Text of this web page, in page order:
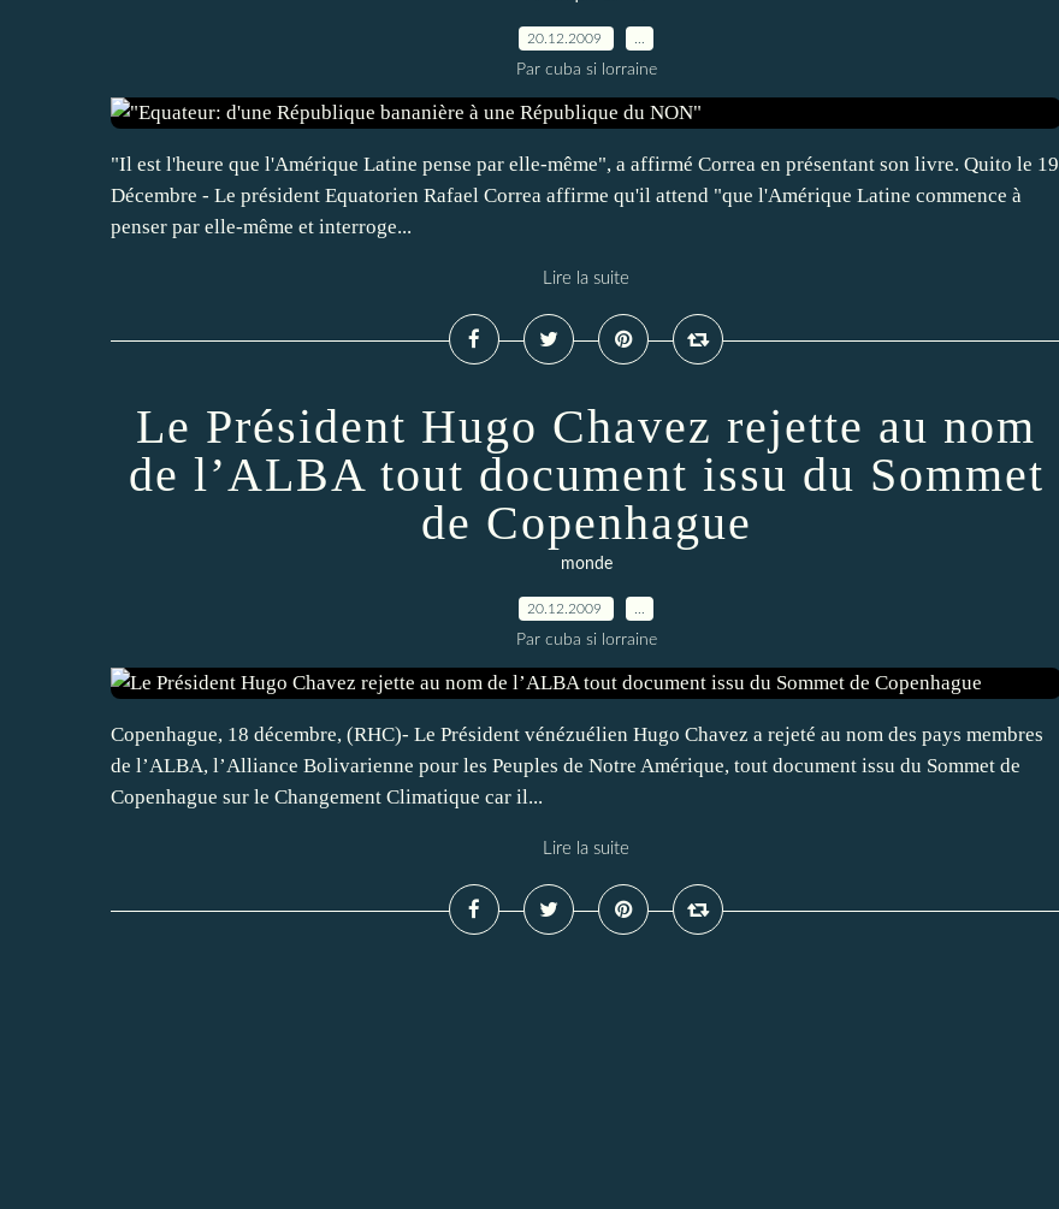
20.12.2009
Par cuba si lorraine
"Il est l'heure que l'Amérique Latine pense par elle-même", a affirmé Correa en présentant son livre. Quito le 19
Décembre - Le président Equatorien Rafael Correa affirme qu'il attend "que l'Amérique Latine commence à
penser par elle-même et interroge...
Lire la suite
Le Président Hugo Chavez rejette au nom
de l’ALBA tout document issu du Sommet
de Copenhague
monde
20.12.2009
Par cuba si lorraine
Copenhague, 18 décembre, (RHC)- Le Président vénézuélien Hugo Chavez a rejeté au nom des pays membres
de l’ALBA, l’Alliance Bolivarienne pour les Peuples de Notre Amérique, tout document issu du Sommet de
Copenhague sur le Changement Climatique car il...
Lire la suite